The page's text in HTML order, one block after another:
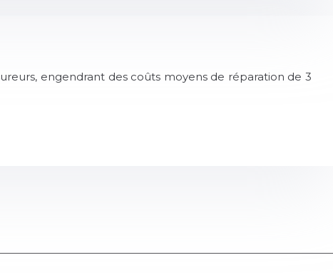
engendrant des coûts moyens de réparation de 3